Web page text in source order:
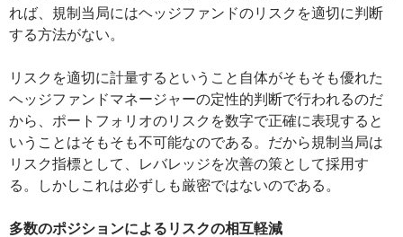
れば、規制当局にはヘッジファンドのリスクを適切に判断
する方法がない。
リスクを適切に計量するということ自体がそもそも優れた
ヘッジファンドマネージャーの定性的判断で行われるのだ
から、ポートフォリオのリスクを数字で正確に表現すると
いうことはそもそも不可能なのである。だから規制当局は
リスク指標として、レバレッジを次善の策として採用す
る。しかしこれは必ずしも厳密ではないのである。
多数のポジションによるリスクの相互軽減